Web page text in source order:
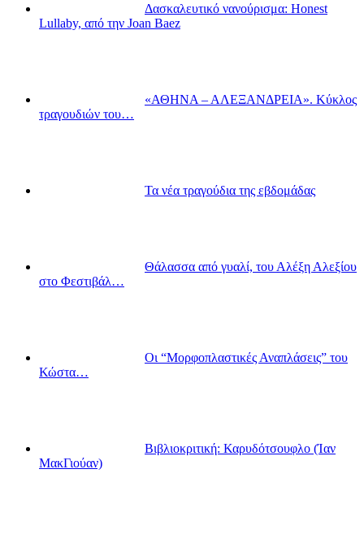
Δασκαλευτικό νανούρισμα: Honest
Lullaby, από την Joan Baez
«ΑΘΗΝΑ – ΑΛΕΞΑΝΔΡΕΙΑ». Κύκλος
τραγουδιών του…
Τα νέα τραγούδια της εβδομάδας
Θάλασσα από γυαλί, του Αλέξη Αλεξίου
στο Φεστιβάλ…
Οι “Μορφοπλαστικές Αναπλάσεις” του
Κώστα…
Βιβλιοκριτική: Καρυδότσουφλο (Ίαν
ΜακΓιούαν)